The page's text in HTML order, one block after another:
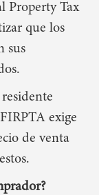
Property Tax
que los
sus
exige
de venta